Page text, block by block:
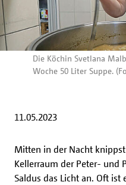
Die Köchin Svetlana
Woche 50 Liter Suppe.
11.05.2023
Mitten in der Nacht
Kellerraum der Peter- und
Saldus das Licht an. Oft ist